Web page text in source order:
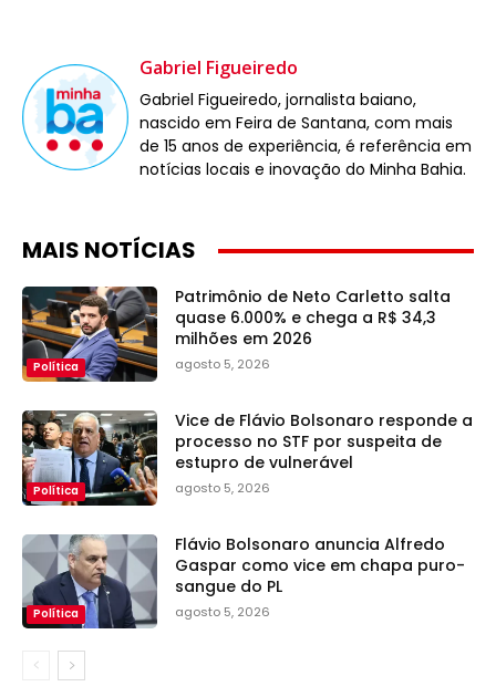
Gabriel Figueiredo
Gabriel Figueiredo, jornalista baiano,
nascido em Feira de Santana, com mais
de 15 anos de experiência, é referência em
notícias locais e inovação do Minha Bahia.
MAIS NOTÍCIAS
Política
Patrimônio de Neto Carletto salta
quase 6.000% e chega a R$ 34,3
milhões em 2026
agosto 5, 2026
Política
Vice de Flávio Bolsonaro responde a
processo no STF por suspeita de
estupro de vulnerável
agosto 5, 2026
Política
Flávio Bolsonaro anuncia Alfredo
Gaspar como vice em chapa puro-
sangue do PL
agosto 5, 2026